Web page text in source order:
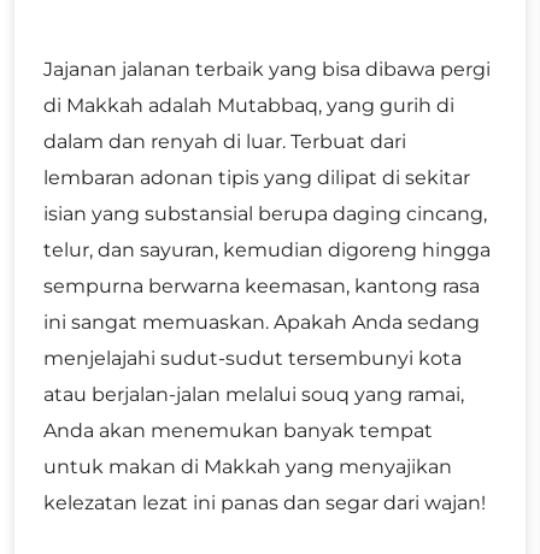
Jajanan jalanan terbaik yang bisa dibawa pergi
di Makkah adalah Mutabbaq, yang gurih di
dalam dan renyah di luar. Terbuat dari
lembaran adonan tipis yang dilipat di sekitar
isian yang substansial berupa daging cincang,
telur, dan sayuran, kemudian digoreng hingga
sempurna berwarna keemasan, kantong rasa
ini sangat memuaskan. Apakah Anda sedang
menjelajahi sudut-sudut tersembunyi kota
atau berjalan-jalan melalui souq yang ramai,
Anda akan menemukan banyak tempat
untuk makan di Makkah yang menyajikan
kelezatan lezat ini panas dan segar dari wajan!